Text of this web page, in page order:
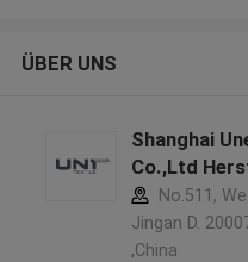
ÜBER UNS
Shanghai
Co.,Ltd
No.511,
Jingan D.
,China